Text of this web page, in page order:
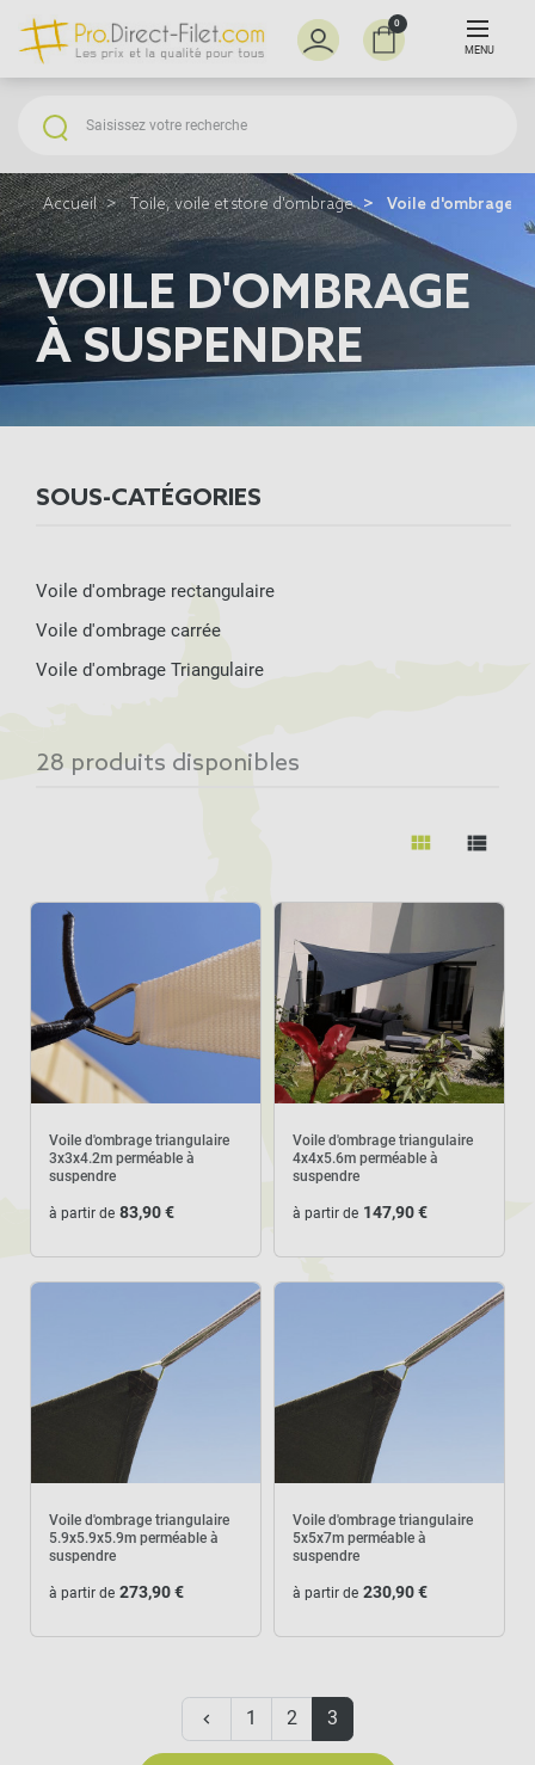
0
MENU
Accueil Toile, voile et store d'ombrage Voile d'ombrage à
VOILE D'OMBRAGE
À SUSPENDRE
SOUS-CATÉGORIES
Voile d'ombrage rectangulaire
Voile d'ombrage carrée
Voile d'ombrage Triangulaire
28 produits disponibles
view_module view_list
Voile d'ombrage triangulaire
3x3x4.2m perméable à
suspendre
à partir de 83,90 €
Voile d'ombrage triangulaire
4x4x5.6m perméable à
suspendre
à partir de 147,90 €
Voile d'ombrage triangulaire
5.9x5.9x5.9m perméable à
suspendre
à partir de 273,90 €
Voile d'ombrage triangulaire
5x5x7m perméable à
suspendre
à partir de 230,90 €
keyboard_arrow_left Précédent
1 2 3